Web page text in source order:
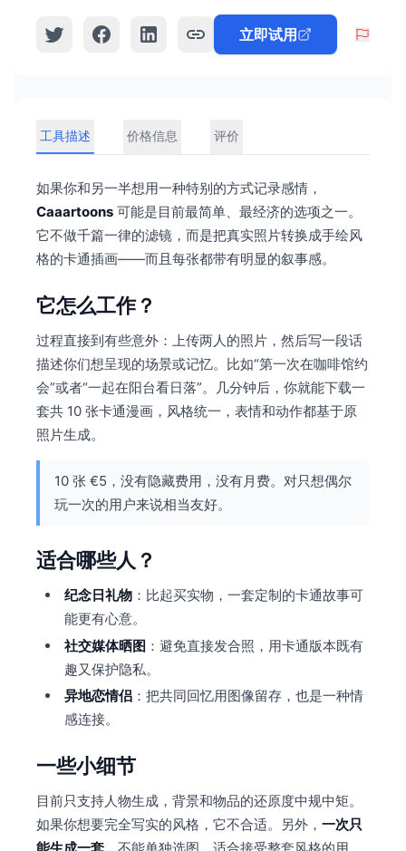
立即试用
工具描述 价格信息 评价
如果你和另一半想用一种特别的方式记录感情，
Caaartoons 可能是目前最简单、最经济的选项之一。
它不做千篇一律的滤镜，而是把真实照片转换成手绘风
格的卡通插画——而且每张都带有明显的叙事感。
它怎么工作？
过程直接到有些意外：上传两人的照片，然后写一段话
描述你们想呈现的场景或记忆。比如“第一次在咖啡馆约
会”或者“一起在阳台看日落”。几分钟后，你就能下载一
套共 10 张卡通漫画，风格统一，表情和动作都基于原
照片生成。
10 张 €5，没有隐藏费用，没有月费。对只想偶尔
玩一次的用户来说相当友好。
适合哪些人？
纪念日礼物：比起买实物，一套定制的卡通故事可
能更有心意。
社交媒体晒图 ：避免直接发合照，用卡通版本既有
趣又保护隐私。
异地恋情侣：把共同回忆用图像留存，也是一种情
感连接。
一些小细节
目前只支持人物生成，背景和物品的还原度中规中矩。
如果你想要完全写实的风格，它不合适。另外， 一次只